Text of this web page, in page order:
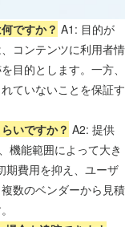
ですか？ A1: 目的が
コンテンツに利用者情
目的とします。一方、
ていないことを保証す
いですか？ A2: 提供
機能範囲によって大き
期費用を抑え、ユーザ
数のベンダーから見積